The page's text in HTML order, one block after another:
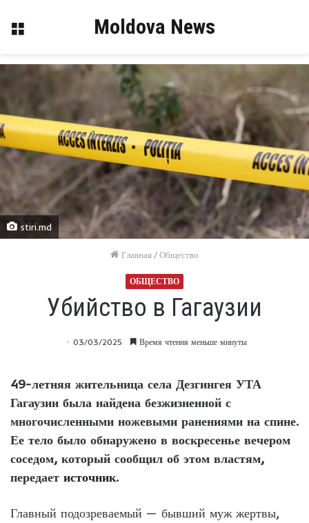
Меню Moldova News
stiri.md
Главная /Общество
ОБЩЕСТВО
Убийство в Гагаузии
03/03/2025 Время чтения меньше минуты
49-летняя жительница села Дезгингея УТА
Гагаузии была найдена безжизненной с
многочисленными ножевыми ранениями на спине.
Ее тело было обнаружено в воскресенье вечером
соседом, который сообщил об этом властям,
передает источник.
Главный подозреваемый — бывший муж жертвы,